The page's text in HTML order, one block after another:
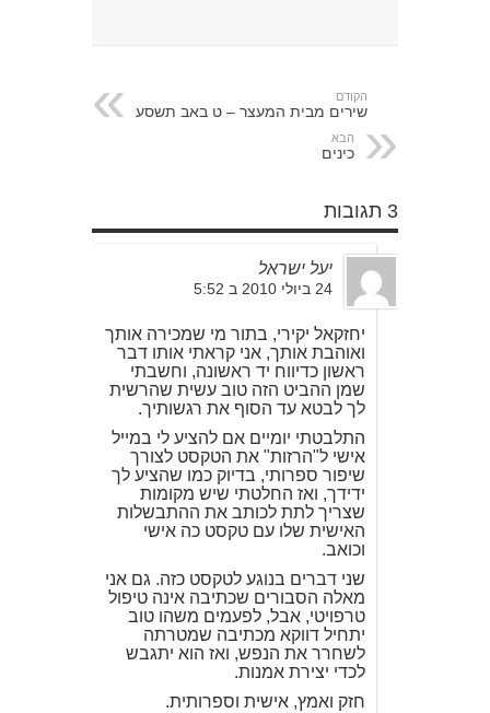
הקודם
שירים מבית המעצר – ט באב תשסע
הבא
כינים
3 תגובות
יעל ישראל
24 ביולי 2010 ב 5:52
יחזקאל יקירי, בתור מי שמכירה אותך
ואוהבת אותך, אני קראתי אותו דבר
ראשון כדיווח יד ראשונה, וחשבתי
שמן ההביט הזה טוב עשית שהרשית
לך לבטא עד הסוף את רגשותיך.
התלבטתי יומיים אם להציע לי במייל
אישי ל"הרזות" את הטקסט לצורך
שיפור ספרותי, בדיוק כמו שהציע לך
ידידך, ואז החלטתי שיש מקומות
שצריך לתת לכותב את ההתבשלות
האישית שלו עם טקסט כה אישי
וכואב.
שני דברים בנוגע לטקסט כזה. גם אני
מאלה הסבורים שכתיבה אינה טיפול
טרפויטי, אבל, לפעמים משהו טוב
יתחיל דווקא מכתיבה שמטרתה
לשחרר את הנפש, ואז הוא יתגבש
לכדי יצירת אמנות.
חזק ואמץ, אישית וספרותית.